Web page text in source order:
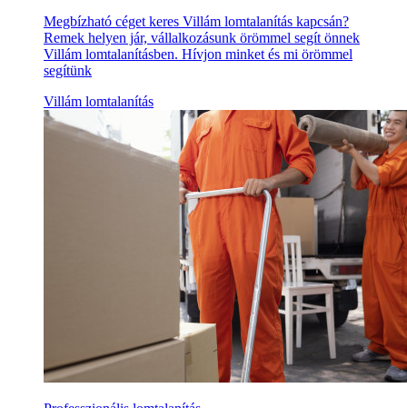
Megbízható céget keres Villám lomtalanítás kapcsán?
Remek helyen jár, vállalkozásunk örömmel segít önnek
Villám lomtalanításben. Hívjon minket és mi örömmel
segítünk
Villám lomtalanítás